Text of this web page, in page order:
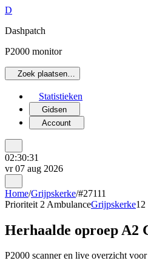
D
Dashpatch
P2000 monitor
Zoek plaatsen…
Statistieken
Gidsen
Account
02:30:31
vr 07 aug 2026
Home/Grijpskerke/#27111
Prioriteit 2 AmbulanceGrijpskerke12
Herhaalde oproep
P2000 scanner en live overzicht